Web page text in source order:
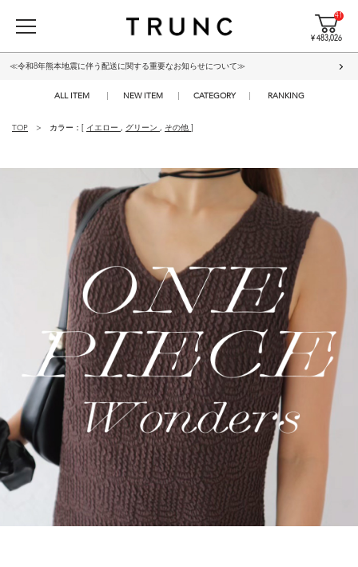
41
¥ 483,026
≪令和8年熊本地震に伴う配送に関する重要なお知らせについて≫
ALL ITEM NEW ITEM CATEGORY RANKING
TOP カラー：[ イエロー , グリーン , その他